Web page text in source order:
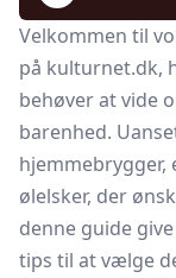
Velkommen til
på kulturnet.dk,
behøver at vide
barenhed.
ølelsker, der
denne guide
tips til at vælge